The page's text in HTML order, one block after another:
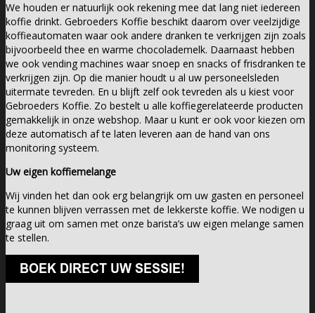
We houden er natuurlijk ook rekening mee dat lang niet iedereen
koffie drinkt. Gebroeders Koffie beschikt daarom over veelzijdige
koffieautomaten waar ook andere dranken te verkrijgen zijn zoals
bijvoorbeeld thee en warme chocolademelk. Daarnaast hebben
we ook vending machines waar snoep en snacks of frisdranken te
verkrijgen zijn. Op die manier houdt u al uw personeelsleden
uitermate tevreden. En u blijft zelf ook tevreden als u kiest voor
Gebroeders Koffie. Zo bestelt u alle koffiegerelateerde producten
gemakkelijk in onze webshop. Maar u kunt er ook voor kiezen om
deze automatisch af te laten leveren aan de hand van ons
monitoring systeem.
Uw eigen koffiemelange
Wij vinden het dan ook erg belangrijk om uw gasten en personeel
te kunnen blijven verrassen met de lekkerste koffie. We nodigen u
graag uit om samen met onze barista’s uw eigen melange samen
te stellen.